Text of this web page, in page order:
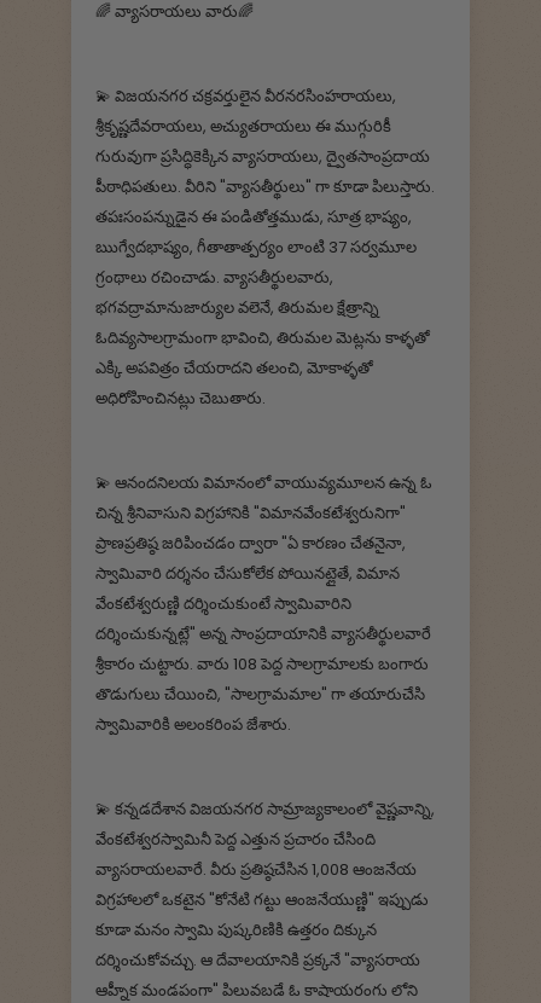
🌈 వ్యాసరాయలు వారు🌈
💫 విజయనగర చక్రవర్తులైన వీరనరసింహరాయలు,
శ్రీకృష్ణదేవరాయలు, అచ్యుతరాయలు ఈ ముగ్గురికీ
గురువుగా ప్రసిద్ధికెక్కిన వ్యాసరాయలు, ద్వైతసాంప్రదాయ
పీఠాధిపతులు. వీరిని "వ్యాసతీర్థులు" గా కూడా పిలుస్తారు.
తపఃసంపన్నుడైన ఈ పండితోత్తముడు, సూత్ర భాష్యం,
ఋగ్వేదభాష్యం, గీతాతాత్పర్యం లాంటి 37 సర్వమూల
గ్రంథాలు రచించాడు. వ్యాసతీర్థులవారు,
భగవద్రామానుజార్యుల వలెనే, తిరుమల క్షేత్రాన్ని
ఓదివ్యసాలగ్రామంగా భావించి, తిరుమల మెట్లను కాళ్ళతో
ఎక్కి అపవిత్రం చేయరాదని తలంచి, మోకాళ్ళతో
అధిరోహించినట్లు చెబుతారు.
💫 ఆనందనిలయ విమానంలో వాయువ్యమూలన ఉన్న ఓ
చిన్న శ్రీనివాసుని విగ్రహానికి "విమానవేంకటేశ్వరునిగా"
ప్రాణప్రతిష్ఠ జరిపించడం ద్వారా "ఏ కారణం చేతనైనా,
స్వామివారి దర్శనం చేసుకోలేక పోయినట్లైతే, విమాన
వేంకటేశ్వరుణ్ణి దర్శించుకుంటే స్వామివారిని
దర్శించుకున్నట్లే" అన్న సాంప్రదాయానికి వ్యాసతీర్థులవారే
శ్రీకారం చుట్టారు. వారు 108 పెద్ద సాలగ్రామాలకు బంగారు
తొడుగులు చేయించి, "సాలగ్రామమాల" గా తయారుచేసి
స్వామివారికి అలంకరింప జేశారు.
💫 కన్నడదేశాన విజయనగర సామ్రాజ్యకాలంలో వైష్ణవాన్ని,
వేంకటేశ్వరస్వామినీ పెద్ద ఎత్తున ప్రచారం చేసింది
వ్యాసరాయలవారే. వీరు ప్రతిష్ఠచేసిన 1,008 ఆంజనేయ
విగ్రహాలలో ఒకటైన "కోనేటి గట్టు ఆంజనేయుణ్ణి" ఇప్పుడు
కూడా మనం స్వామి పుష్కరిణికి ఉత్తరం దిక్కున
దర్శించుకోవచ్చు. ఆ దేవాలయానికి ప్రక్కనే "వ్యాసరాయ
ఆహ్నీక మండపంగా" పిలువబడే ఓ కాషాయరంగు లోని